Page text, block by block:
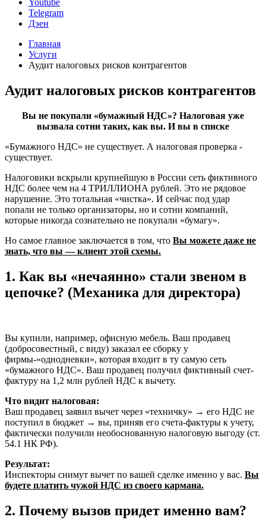
Youtube
Telegram
Дэен
Главная
Услуги
Аудит налоговых рисков контрагентов
Аудит налоговых рисков контрагентов
Вы не покупали «бумажный НДС»? Налоговая уже
вызвала сотни таких, как вы. И вы в списке
«Бумажного НДС» не существует. А налоговая проверка -
существует.
Налоговики вскрыли крупнейшую в России сеть фиктивного
НДС более чем на 4 ТРИЛЛИОНА рублей. Это не рядовое
нарушение. Это тотальная «чистка». И сейчас под удар
попали не только организаторы, но и сотни компаний,
которые никогда сознательно не покупали «бумагу».
Но самое главное заключается в том, что Вы можете даже не
знать, что вы — клиент этой схемы.
1. Как вы «нечаянно» стали звеном в
цепочке? (Механика для директора)
Вы купили, например, офисную мебель. Ваш продавец
(добросовестный, с виду) заказал ее сборку у
фирмы-«однодневки», которая входит в ту самую сеть
«бумажного НДС». Ваш продавец получил фиктивный счет-
фактуру на 1,2 млн рублей НДС к вычету.
Что видит налоговая:
Ваш продавец заявил вычет через «техничку» → его НДС не
поступил в бюджет → вы, приняв его счета-фактуры к учету,
фактически получили необоснованную налоговую выгоду (ст.
54.1 НК РФ).
Результат:
Инспекторы снимут вычет по вашей сделке именно у вас. Вы
будете платить чужой НДС из своего кармана.
2. Почему вызов придет именно вам?